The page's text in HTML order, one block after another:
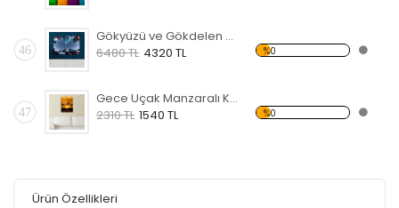
46
Gökyüzü ve Gökdelen Temalı Kanvas Tablo
6480 TL 4320 TL %0
47
Gece Uçak Manzaralı Kanvas Tablo
2310 TL 1540 TL %0
Ürün Özellikleri